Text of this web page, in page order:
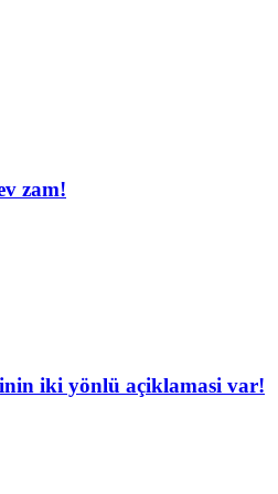
zam!
iki yönlü açiklamasi var!